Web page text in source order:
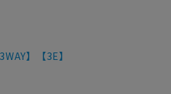
】【3E】